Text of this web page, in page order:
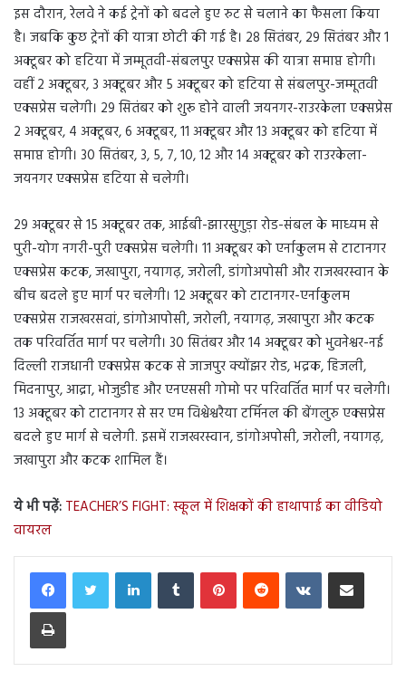
इस दौरान, रेलवे ने कई ट्रेनों को बदले हुए रुट से चलाने का फैसला किया
है। जबकि कुछ ट्रेनों की यात्रा छोटी की गई है। 28 सितंबर, 29 सितंबर और 1
अक्टूबर को हटिया में जम्मूतवी-संबलपुर एक्सप्रेस की यात्रा समाप्त होगी।
वहीं 2 अक्टूबर, 3 अक्टूबर और 5 अक्टूबर को हटिया से संबलपुर-जम्मूतवी
एक्सप्रेस चलेगी। 29 सितंबर को शुरू होने वाली जयनगर-राउरकेला एक्सप्रेस
2 अक्टूबर, 4 अक्टूबर, 6 अक्टूबर, 11 अक्टूबर और 13 अक्टूबर को हटिया में
समाप्त होगी। 30 सितंबर, 3, 5, 7, 10, 12 और 14 अक्टूबर को राउरकेला-
जयनगर एक्सप्रेस हटिया से चलेगी।
29 अक्टूबर से 15 अक्टूबर तक, आईबी-झारसुगुड़ा रोड-संबल के माध्यम से
पुरी-योग नगरी-पुरी एक्सप्रेस चलेगी। 11 अक्टूबर को एर्नाकुलम से टाटानगर
एक्सप्रेस कटक, जखापुरा, नयागढ़, जरोली, डांगोअपोसी और राजखरस्वान के
बीच बदले हुए मार्ग पर चलेगी। 12 अक्टूबर को टाटानगर-एर्नाकुलम
एक्सप्रेस राजखरसवां, डांगोआपोसी, जरोली, नयागढ़, जखापुरा और कटक
तक परिवर्तित मार्ग पर चलेगी। 30 सितंबर और 14 अक्टूबर को भुवनेश्वर-नई
दिल्ली राजधानी एक्सप्रेस कटक से जाजपुर क्योंझर रोड, भद्रक, हिजली,
मिदनापुर, आद्रा, भोजुडीह और एनएससी गोमो पर परिवर्तित मार्ग पर चलेगी।
13 अक्टूबर को टाटानगर से सर एम विश्वेश्वरैया टर्मिनल की बेंगलुरु एक्सप्रेस
बदले हुए मार्ग से चलेगी. इसमें राजखरस्वान, डांगोअपोसी, जरोली, नयागढ़,
जखापुरा और कटक शामिल हैं।
ये भी पढ़ें: TEACHER’S FIGHT: स्कूल में शिक्षकों की हाथापाई का वीडियो
वायरल
LinkedInTumblr PinterestReddit VKontakteShare via Email
Print